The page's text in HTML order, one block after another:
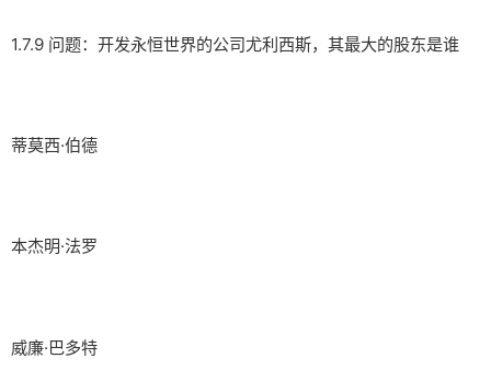
1.7.9 问题：开发永恒世界的公司尤利西斯，其最大的股东是谁
蒂莫西·伯德
本杰明·法罗
威廉·巴多特